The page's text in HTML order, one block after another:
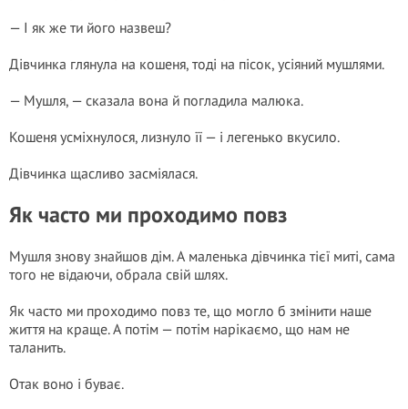
— І як же ти його назвеш?
Дівчинка глянула на кошеня, тоді на пісок, усіяний мушлями.
— Мушля, — сказала вона й погладила малюка.
Кошеня усміхнулося, лизнуло її — і легенько вкусило.
Дівчинка щасливо засміялася.
Як часто ми проходимо повз
Мушля знову знайшов дім. А маленька дівчинка тієї миті, сама
того не відаючи, обрала свій шлях.
Як часто ми проходимо повз те, що могло б змінити наше
життя на краще. А потім — потім нарікаємо, що нам не
таланить.
Отак воно і буває.